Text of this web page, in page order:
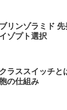
ブリンゾラミド
イゾプト選択
クラススイッチと
胞の仕組み